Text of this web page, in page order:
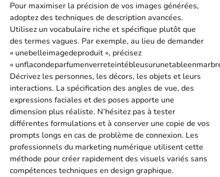
Pour maximiser la précision de vos images générées,
adoptez des techniques de description avancées.
Utilisez un vocabulaire riche et spécifique plutôt que
des termes vagues. Par exemple, au lieu de demander
« unebelleimagedeproduit », précisez
«
Décrivez les personnes, les décors, les objets et leurs
interactions. La spécification des angles de vue, des
expressions faciales et des poses apporte une
dimension plus réaliste. N’hésitez pas à tester
différentes formulations et à conserver une copie de vos
prompts longs en cas de problème de connexion. Les
professionnels du marketing numérique utilisent cette
méthode pour créer rapidement des visuels variés sans
compétences techniques en design graphique.